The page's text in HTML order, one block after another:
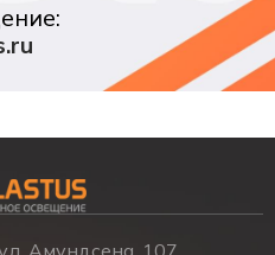
Амундсена, 107,